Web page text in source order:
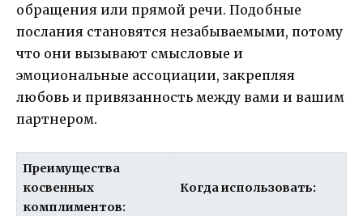
обращения или прямой речи. Подобные
послания становятся незабываемыми, потому
что они вызывают смысловые и
эмоциональные ассоциации, закрепляя
любовь и привязанность между вами и вашим
партнером.
Преимущества
косвенных
комплиментов:
Когда использовать: